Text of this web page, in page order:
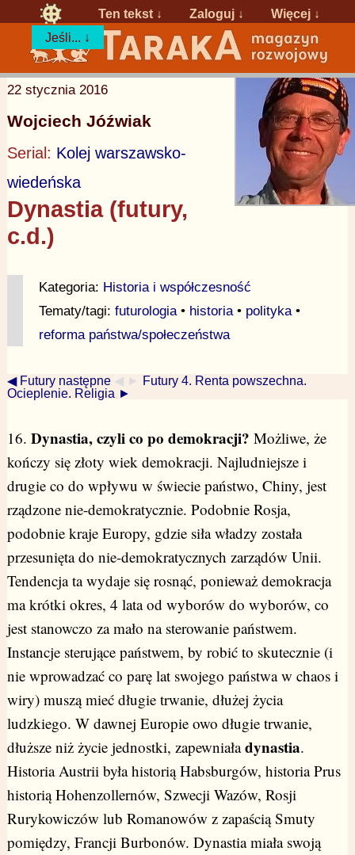
Ten tekst ↓ Zaloguj ↓
Więcej ↓
Jeśli... ↓
22 stycznia 2016
Wojciech Jóźwiak
Serial: Kolej warszawsko-
wiedeńska
Dynastia (futury,
c.d.)
Kategoria: Historia i współczesność
Tematy/tagi: futurologia• historia• polityka•
reforma państwa/społeczeństwa
◀ Futury następne ◀ ► Futury 4. Renta powszechna.
Ocieplenie. Religia ►
16. Dynastia, czyli co po demokracji? Możliwe, że
kończy się złoty wiek demokracji. Najludniejsze i
drugie co do wpływu w świecie państwo, Chiny, jest
rządzone nie-demokratycznie. Podobnie Rosja,
podobnie kraje Europy, gdzie siła władzy została
przesunięta do nie-demokratycznych zarządów Unii.
Tendencja ta wydaje się rosnąć, ponieważ demokracja
ma krótki okres, 4 lata od wyborów do wyborów, co
jest stanowczo za mało na sterowanie państwem.
Instancje sterujące państwem, by robić to skutecznie (i
nie wprowadzać co parę lat swojego państwa w chaos i
wiry) muszą mieć długie trwanie, dłużej życia
ludzkiego. W dawnej Europie owo długie trwanie,
dłuższe niż życie jednostki, zapewniaładynastia.
Historia Austrii była historią Habsburgów, historia Prus
historią Hohenzollernów, Szwecji Wazów, Rosji
Rurykowiczów lub Romanowów z zapaścią Smuty
pomiędzy, Francji Burbonów. Dynastia miała swoją